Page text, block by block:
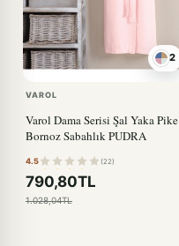
2
VAROL
Varol Dama Serisi Şal Yaka Pike
Bornoz Sabahlık PUDRA
4.5 (22)
790,80TL
1.028,04TL